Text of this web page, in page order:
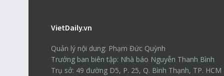
VietDaily.vn
Quản lý nội dung: Phạm Đức Quỳnh
Trưởng ban biên tập: Nhà báo Nguyễn Thanh Bình
Trụ sở: 49 đường D5, P. 25, Q. Bình Thạnh, TP. HCM